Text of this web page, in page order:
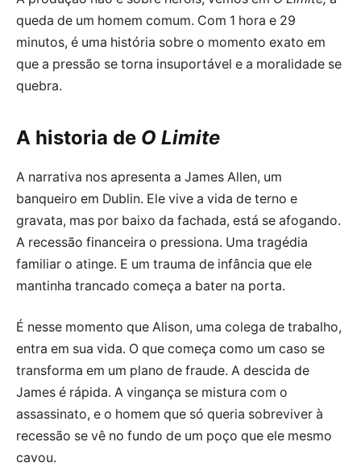
queda de um homem comum. Com 1 hora e 29
minutos, é uma história sobre o momento exato em
que a pressão se torna insuportável e a moralidade se
quebra.
A historia de O Limite
A narrativa nos apresenta a James Allen, um
banqueiro em Dublin. Ele vive a vida de terno e
gravata, mas por baixo da fachada, está se afogando.
A recessão financeira o pressiona. Uma tragédia
familiar o atinge. E um trauma de infância que ele
mantinha trancado começa a bater na porta.
É nesse momento que Alison, uma colega de trabalho,
entra em sua vida. O que começa como um caso se
transforma em um plano de fraude. A descida de
James é rápida. A vingança se mistura com o
assassinato, e o homem que só queria sobreviver à
recessão se vê no fundo de um poço que ele mesmo
cavou.